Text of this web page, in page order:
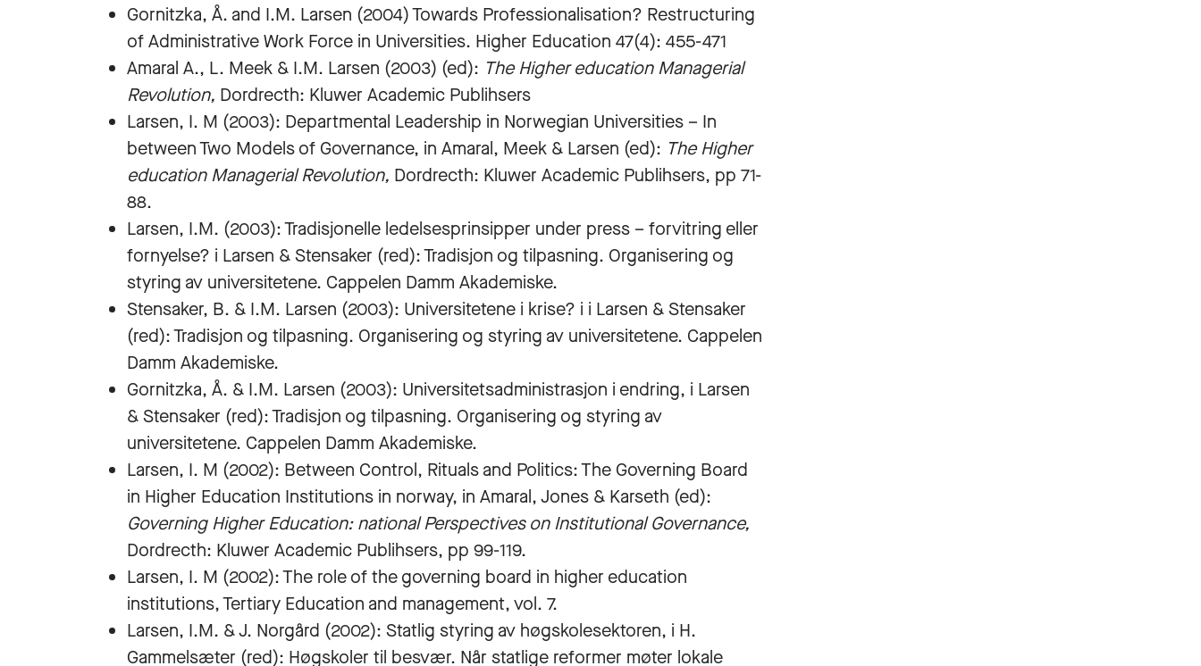
Gornitzka, Å. and I.M. Larsen (2004) Towards Professionalisation? Restructuring
of Administrative Work Force in Universities. Higher Education 47(4): 455-471
Amaral A., L. Meek & I.M. Larsen (2003) (ed): The Higher education Managerial
Revolution, Dordrecth: Kluwer Academic Publihsers
Larsen, I. M (2003): Departmental Leadership in Norwegian Universities – In
between Two Models of Governance, in Amaral, Meek & Larsen (ed): The Higher
education Managerial Revolution, Dordrecth: Kluwer Academic Publihsers, pp 71-
88.
Larsen, I.M. (2003): Tradisjonelle ledelsesprinsipper under press – forvitring eller
fornyelse? i Larsen & Stensaker (red): Tradisjon og tilpasning. Organisering og
styring av universitetene. Cappelen Damm Akademiske.
Stensaker, B. & I.M. Larsen (2003): Universitetene i krise? i i Larsen & Stensaker
(red): Tradisjon og tilpasning. Organisering og styring av universitetene. Cappelen
Damm Akademiske.
Gornitzka, Å. & I.M. Larsen (2003): Universitetsadministrasjon i endring, i Larsen
& Stensaker (red): Tradisjon og tilpasning. Organisering og styring av
universitetene. Cappelen Damm Akademiske.
Larsen, I. M (2002): Between Control, Rituals and Politics: The Governing Board
in Higher Education Institutions in norway, in Amaral, Jones & Karseth (ed):
Governing Higher Education: national Perspectives on Institutional Governance,
Dordrecth: Kluwer Academic Publihsers, pp 99-119.
Larsen, I. M (2002): The role of the governing board in higher education
institutions, Tertiary Education and management, vol. 7.
Larsen, I.M. & J. Norgård (2002): Statlig styring av høgskolesektoren, i H.
Gammelsæter (red): Høgskoler til besvær. Når statlige reformer møter lokale